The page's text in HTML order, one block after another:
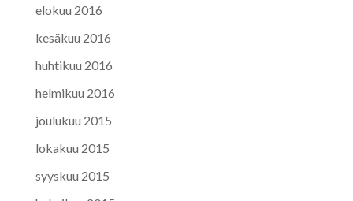
elokuu 2016
kesäkuu 2016
huhtikuu 2016
helmikuu 2016
joulukuu 2015
lokakuu 2015
syyskuu 2015